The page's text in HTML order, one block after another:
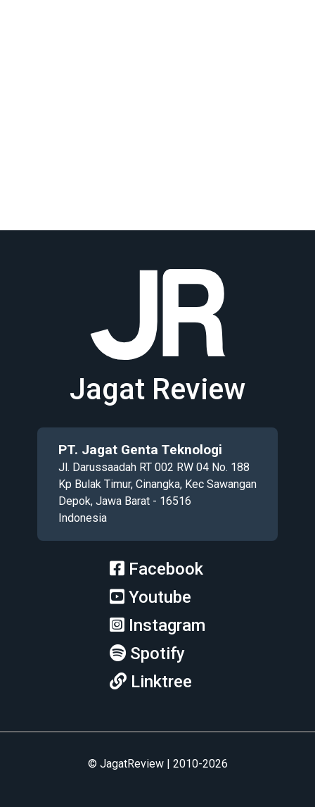
Jagat Review
PT. Jagat Genta Teknologi
Jl. Darussaadah RT 002 RW 04 No. 188
Kp Bulak Timur, Cinangka, Kec Sawangan
Depok, Jawa Barat - 16516
Indonesia
Facebook
Youtube
Instagram
Spotify
Linktree
© JagatReview | 2010-2026